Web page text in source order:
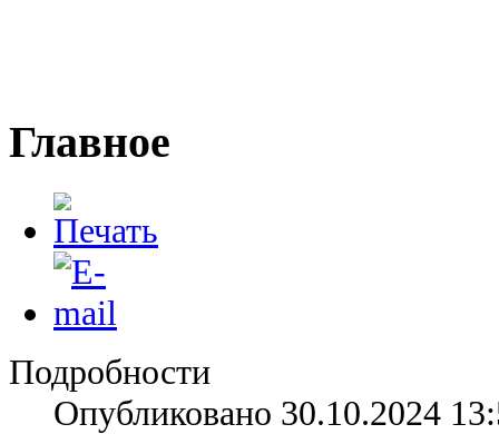
Главное
Подробности
Опубликовано 30.10.2024